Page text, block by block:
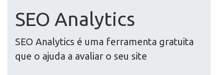
SEO Analytics
SEO Analytics é uma ferramenta gratuita
que o ajuda a avaliar o seu site